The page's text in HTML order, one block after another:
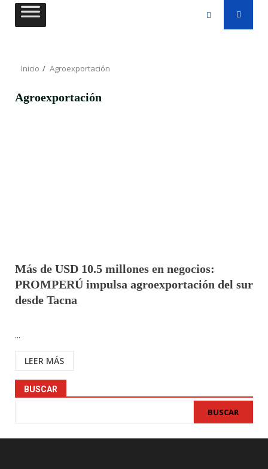
Saltar
Inicio Agroexportación
Agroexportación
Más de USD 10.5 millones en negocios:
PROMPERÚ impulsa agroexportación del sur
desde Tacna
...
LEER MÁS
BUSCAR
BUSCAR